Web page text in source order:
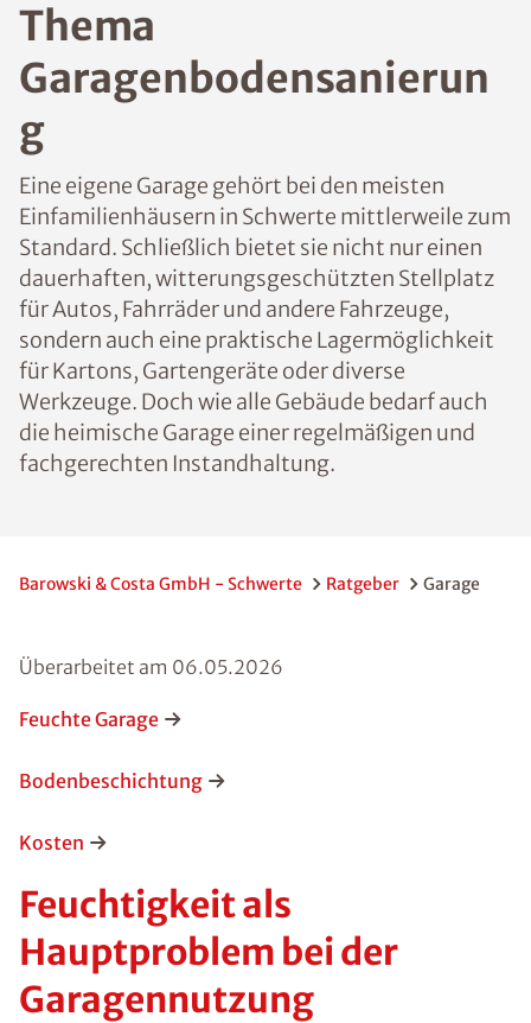
Thema
Garagenbodensanierun
g
Eine eigene Garage gehört bei den meisten
Einfamilienhäusern in Schwerte mittlerweile zum
Standard. Schließlich bietet sie nicht nur einen
dauerhaften, witterungsgeschützten Stellplatz
für Autos, Fahrräder und andere Fahrzeuge,
sondern auch eine praktische Lagermöglichkeit
für Kartons, Gartengeräte oder diverse
Werkzeuge. Doch wie alle Gebäude bedarf auch
die heimische Garage einer regelmäßigen und
fachgerechten Instandhaltung.
Barowski & Costa GmbH - Schwerte Ratgeber Garage
Überarbeitet am 06.05.2026
Feuchte Garage
Bodenbeschichtung
Kosten
Feuchtigkeit als
Hauptproblem bei der
Garagennutzung